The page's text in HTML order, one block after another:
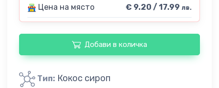
Цена на място € 9.20 / 17.99 лв.
Добави в количка
Тип: Кокос сироп